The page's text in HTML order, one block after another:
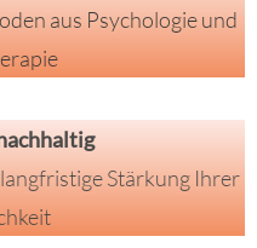
aus Psychologie und
Stärkung Ihrer